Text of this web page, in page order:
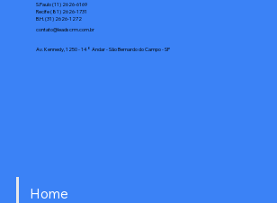
Home
S.Paulo (11) 2626-6169
Recife (81) 2626-1731
B.H. (31) 2626-1272
contato@leadscrm.com.br
Av. Kennedy, 1250 - 14° Andar - São Bernardo do Campo - SP